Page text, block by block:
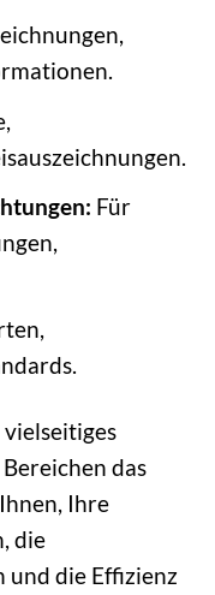
Für
das
Ihre
die
und die Effizienz